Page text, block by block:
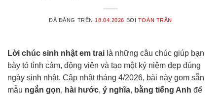
ĐÃ ĐĂNG TRÊN 18.04.2026 BỞI TOÀN TRẦN
Lời chúc sinh nhật em trai là những câu chúc giúp bạn
bày tỏ tình cảm, động viên và tạo một kỷ niệm đẹp đúng
ngày sinh nhật. Cập nhật tháng 4/2026, bài này gom sẵn
mẫu ngắn gọn, hài hước, ý nghĩa, bằng tiếng Anh để